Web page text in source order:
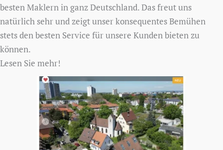
besten Maklern in ganz Deutschland. Das freut uns
natürlich sehr und zeigt unser konsequentes Bemühen
stets den besten Service für unsere Kunden bieten zu
können.
Lesen Sie mehr!